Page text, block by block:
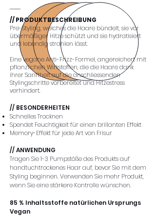
// PRODUKTBESCHREIBUNG
Pre-Styling, welches die Haare bündelt, sie vor
übermäßiger Hitze schützt und sie hydratisiert
und lebendig strahlen lässt.
Eine vegane Anti-Frizz-Formel, angereichert mit
pflanzlichen Wirkstoffen, die die Haare dank
ihrer Sanftheit auf die anschliessenden
Stylingschritte vorbereitet und Hitzestress
verhindert.
// BESONDERHEITEN
Schnelles Trocknen
Spendet Feuchtigkeit für einen brillanten Effekt
Memory-Effekt für jede Art von Frisur
// ANWENDUNG
Tragen Sie 1-3 Pumpstöße des Produkts auf
handtuchtrockenes Haar auf, bevor Sie mit dem
Styling beginnen. Verwenden Sie mehr Produkt,
wenn Sie eine stärkere Kontrolle wünschen.
85 % Inhaltsstoffe natürlichen Ursprungs
Vegan